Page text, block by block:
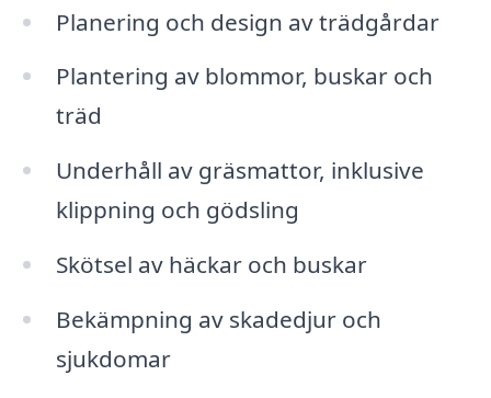
Planering och design av trädgårdar
Plantering av blommor, buskar och
träd
Underhåll av gräsmattor, inklusive
klippning och gödsling
Skötsel av häckar och buskar
Bekämpning av skadedjur och
sjukdomar